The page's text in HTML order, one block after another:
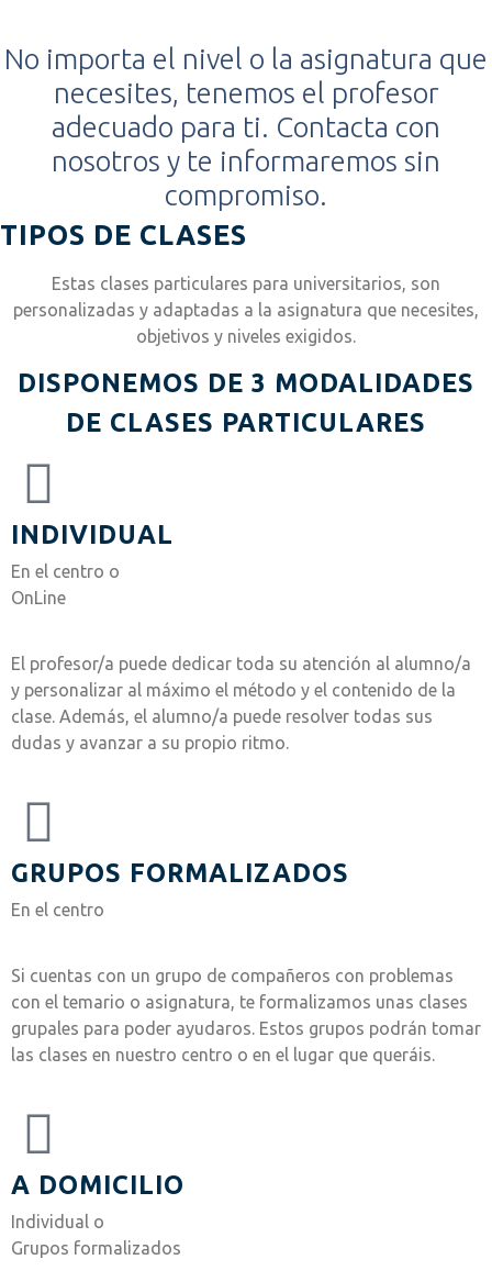
No importa el nivel o la asignatura que
necesites, tenemos el profesor
adecuado para ti. Contacta con
nosotros y te informaremos sin
compromiso.
TIPOS DE CLASES
Estas clases particulares para universitarios, son
personalizadas y adaptadas a la asignatura que necesites,
objetivos y niveles exigidos.
DISPONEMOS DE 3 MODALIDADES
DE CLASES PARTICULARES
INDIVIDUAL
En el centro o
OnLine
El profesor/a puede dedicar toda su atención al alumno/a
y personalizar al máximo el método y el contenido de la
clase. Además, el alumno/a puede resolver todas sus
dudas y avanzar a su propio ritmo.
GRUPOS FORMALIZADOS
En el centro
Si cuentas con un grupo de compañeros con problemas
con el temario o asignatura, te formalizamos unas clases
grupales para poder ayudaros. Estos grupos podrán tomar
las clases en nuestro centro o en el lugar que queráis.
A DOMICILIO
Individual o
Grupos formalizados